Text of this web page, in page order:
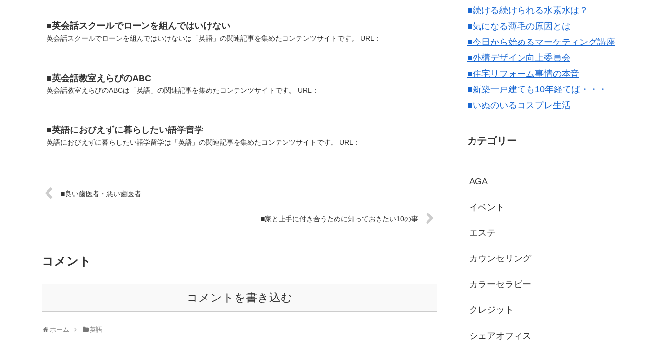
■英会話スクールでローンを組んではいけない
英会話スクールでローンを組んではいけないは「英語」の関連記事を集めたコンテンツサイトです。 URL：
■英会話教室えらびのABC
英会話教室えらびのABCは「英語」の関連記事を集めたコンテンツサイトです。 URL：
■英語におびえずに暮らしたい語学留学
英語におびえずに暮らしたい語学留学は「英語」の関連記事を集めたコンテンツサイトです。 URL：
■良い歯医者・悪い歯医者
■家と上手に付き合うために知っておきたい10の事
コメント
コメントを書き込む
ホーム 英語
■続ける続けられる水素水は？
■気になる薄毛の原因とは
■今日から始めるマーケティング講座
■外構デザイン向上委員会
■住宅リフォーム事情の本音
■新築一戸建ても10年経てば・・・
■いぬのいるコスプレ生活
カテゴリー
AGA
イベント
エステ
カウンセリング
カラーセラピー
クレジット
シェアオフィス